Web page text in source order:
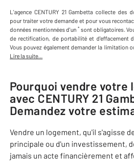
L'agence CENTURY 21 Gambetta collecte des
pour traiter votre demande et pour vous
données mentionnées d'un * sont obligatoires.
de rectification, de portabilité et d'effacement
Vous pouvez également demander la limitation
Lire la suite...
Pourquoi vendre votre
avec CENTURY 21
Demandez votre
Vendre un logement, qu'il s'agisse
principale ou d'un investissement,
jamais un acte financièrement et